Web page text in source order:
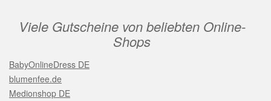
Viele Gutscheine von beliebten Online-
Shops
BabyOnlineDress DE
blumenfee.de
Medionshop DE